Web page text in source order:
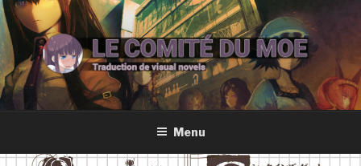
Aller
au
contenu
principal
LE COMITÉ DU MOE
Traduction de romans vidéoludiques
Menu